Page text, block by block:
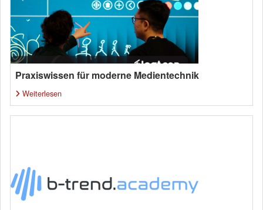
Praxiswissen für moderne Medientechnik
Weiterlesen